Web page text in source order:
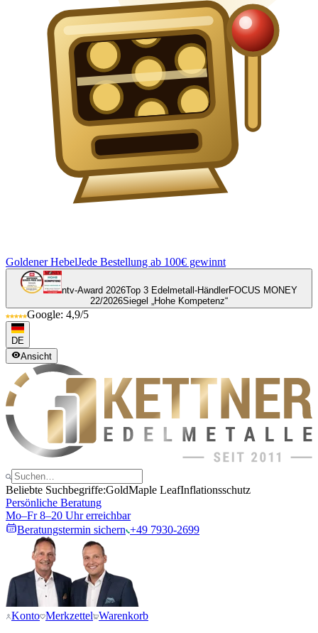
Goldener HebelJede Bestellung ab 100€ gewinnt
ntv-Award 2026Top 3 Edelmetall-HändlerFOCUS MONEY
22/2026Siegel „Hohe Kompetenz“
Google: 4,9/5
DE
Ansicht
Beliebte Suchbegriffe:GoldMaple LeafInflationsschutz
Persönliche Beratung
Mo–Fr 8–20 Uhr erreichbar
Beratungstermin sichern +49 7930-2699
Konto Merkzettel Warenkorb